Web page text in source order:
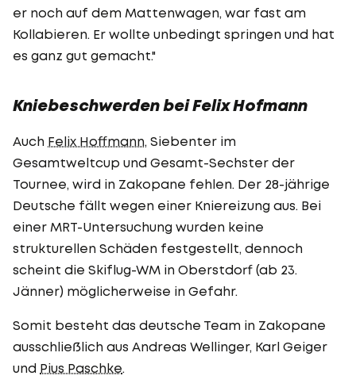
er noch auf dem Mattenwagen, war fast am
Kollabieren. Er wollte unbedingt springen und hat
es ganz gut gemacht."
Kniebeschwerden bei Felix Hofmann
Auch Felix Hoffmann, Siebenter im
Gesamtweltcup und Gesamt-Sechster der
Tournee, wird in Zakopane fehlen. Der 28-jährige
Deutsche fällt wegen einer Kniereizung aus. Bei
einer MRT-Untersuchung wurden keine
strukturellen Schäden festgestellt, dennoch
scheint die Skiflug-WM in Oberstdorf (ab 23.
Jänner) möglicherweise in Gefahr.
Somit besteht das deutsche Team in Zakopane
ausschließlich aus Andreas Wellinger, Karl Geiger
und Pius Paschke.